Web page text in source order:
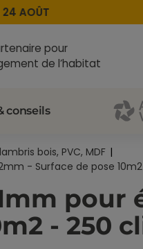
AOÛT
pour
de l’habitat
conseils
bois, PVC, MDF
- Surface de pose
pour
- 250